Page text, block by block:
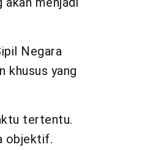
Negara
khusus yang
tertentu.
objektif.